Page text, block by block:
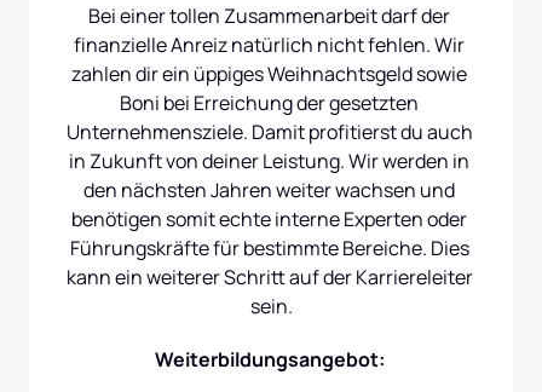
Bei einer tollen Zusammenarbeit darf der
finanzielle Anreiz natürlich nicht fehlen. Wir
zahlen dir ein üppiges Weihnachtsgeld sowie
Boni bei Erreichung der gesetzten
Unternehmensziele. Damit profitierst du auch
in Zukunft von deiner Leistung. Wir werden in
den nächsten Jahren weiter wachsen und
benötigen somit echte interne Experten oder
Führungskräfte für bestimmte Bereiche. Dies
kann ein weiterer Schritt auf der Karriereleiter
sein.
Weiterbildungsangebot: